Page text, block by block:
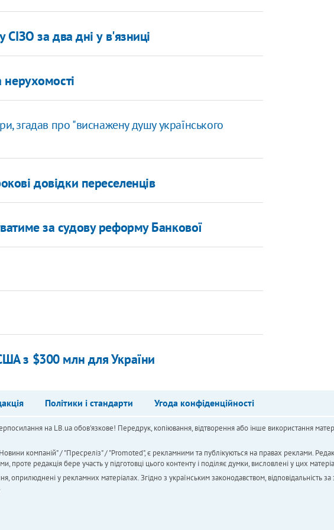
за два дні у в'язниці
нерухомості
згадав про "виснажену душу українського
довідки переселенців
за судову реформу Банкової
з $300 млн для України
Політики і стандарти Угода конфіденційності
на LB.ua обов'язкове! Передрук, копіювання, відтворення або інше використання
компаній" / "Пресреліз" / "Promoted", є рекламними та публікуються на правах реклами.
редакція бере участь у підготовці цього контенту і поділяє думки, висловлені у цих
оприлюднені у рекламних матеріалах. Згідно з українським законодавством, відповідальність